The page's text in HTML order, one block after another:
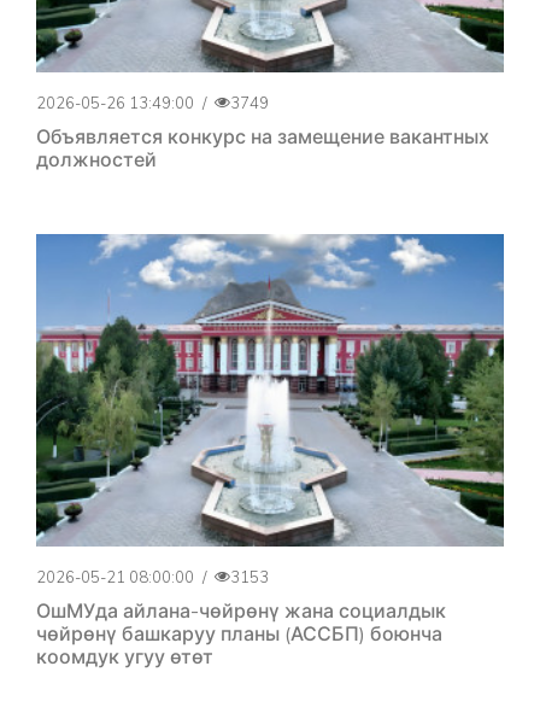
2026-05-26 13:49:00 / 3749
Объявляется конкурс на замещение вакантных
должностей
2026-05-21 08:00:00 / 3153
ОшМУда айлана-чөйрөнү жана социалдык
чөйрөнү башкаруу планы (АССБП) боюнча
коомдук угуу өтөт